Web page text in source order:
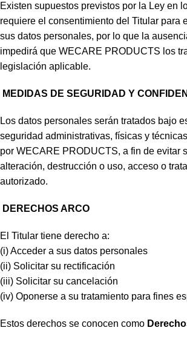
Existen supuestos previstos por la Ley en
requiere el consentimiento del Titular para
sus datos personales, por lo que la
impedirá que WECARE PRODUCTS los
legislación aplicable.
MEDIDAS DE SEGURIDAD Y
Los datos personales serán tratados bajo
seguridad administrativas, físicas y
por WECARE PRODUCTS, a fin de evitar
alteración, destrucción o uso, acceso o
autorizado.
DERECHOS ARCO
El Titular tiene derecho a:
(i) Acceder a sus datos personales
(ii) Solicitar su rectificación
(iii) Solicitar su cancelación
(iv) Oponerse a su tratamiento para fines
Estos derechos se conocen como